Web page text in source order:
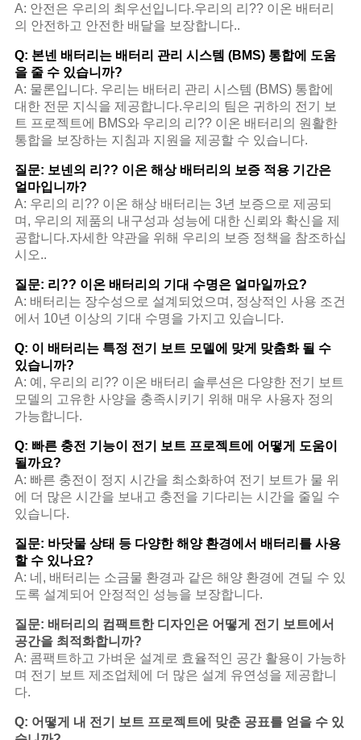
A: 안전은 우리의 최우선입니다.우리의 리?? 이온 배터리
의 안전하고 안전한 배달을 보장합니다..
Q: 본넨 배터리는 배터리 관리 시스템 (BMS) 통합에 도움
을 줄 수 있습니까?
A: 물론입니다. 우리는 배터리 관리 시스템 (BMS) 통합에
대한 전문 지식을 제공합니다.우리의 팀은 귀하의 전기 보
트 프로젝트에 BMS와 우리의 리?? 이온 배터리의 원활한
통합을 보장하는 지침과 지원을 제공할 수 있습니다.
질문: 보넨의 리?? 이온 해상 배터리의 보증 적용 기간은
얼마입니까?
A: 우리의 리?? 이온 해상 배터리는 3년 보증으로 제공되
며, 우리의 제품의 내구성과 성능에 대한 신뢰와 확신을 제
공합니다.자세한 약관을 위해 우리의 보증 정책을 참조하십
시오..
질문: 리?? 이온 배터리의 기대 수명은 얼마일까요?
A: 배터리는 장수성으로 설계되었으며, 정상적인 사용 조건
에서 10년 이상의 기대 수명을 가지고 있습니다.
Q: 이 배터리는 특정 전기 보트 모델에 맞게 맞춤화 될 수
있습니까?
A: 예, 우리의 리?? 이온 배터리 솔루션은 다양한 전기 보트
모델의 고유한 사양을 충족시키기 위해 매우 사용자 정의
가능합니다.
Q: 빠른 충전 기능이 전기 보트 프로젝트에 어떻게 도움이
될까요?
A: 빠른 충전이 정지 시간을 최소화하여 전기 보트가 물 위
에 더 많은 시간을 보내고 충전을 기다리는 시간을 줄일 수
있습니다.
질문: 바닷물 상태 등 다양한 해양 환경에서 배터리를 사용
할 수 있나요?
A: 네, 배터리는 소금물 환경과 같은 해양 환경에 견딜 수 있
도록 설계되어 안정적인 성능을 보장합니다.
질문: 배터리의 컴팩트한 디자인은 어떻게 전기 보트에서
공간을 최적화합니까?
A: 콤팩트하고 가벼운 설계로 효율적인 공간 활용이 가능하
며 전기 보트 제조업체에 더 많은 설계 유연성을 제공합니
다.
Q: 어떻게 내 전기 보트 프로젝트에 맞춘 공표를 얻을 수 있